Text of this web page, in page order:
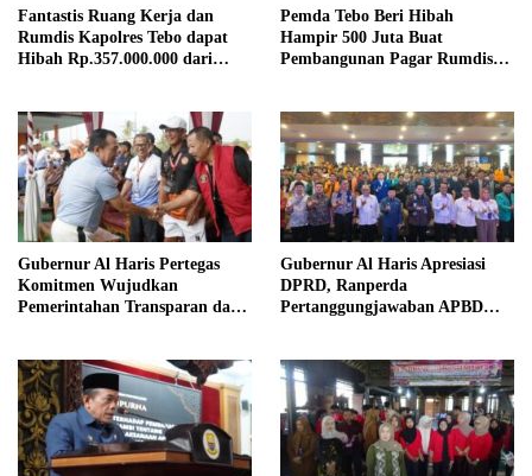
Fantastis Ruang Kerja dan
Rumdis Kapolres Tebo dapat
Hibah Rp.357.000.000 dari
Pemda Tebo Beri Hibah
Hampir 500 Juta Buat
Pembangunan Pagar Rumdis
Gubernur Al Haris Pertegas
Komitmen Wujudkan
Pemerintahan Transparan dan
Gubernur Al Haris Apresiasi
DPRD, Ranperda
Pertanggungjawaban APBD